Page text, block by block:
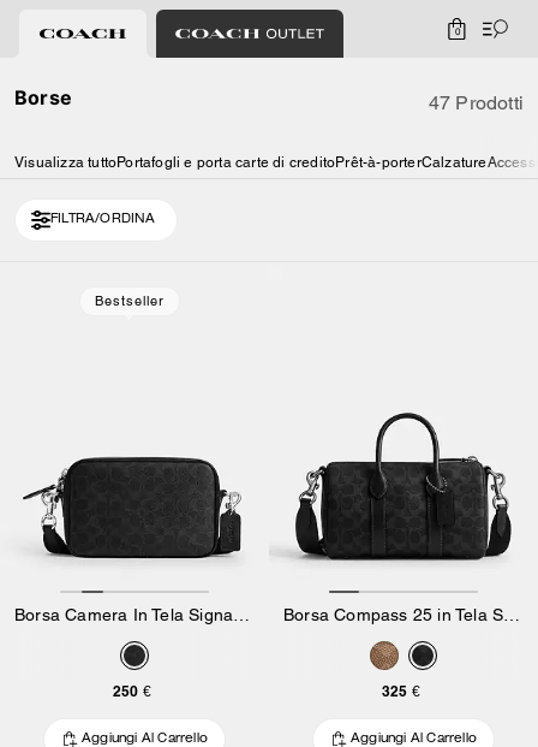
0
Borse 47 Prodotti
Visualizza tuttoPortafogli e porta carte di creditoPrêt-à-porterCalzature
FILTRA/ORDINA
Bestseller
250 €
Aggiungi Al Carrello
325 €
Aggiungi Al Carrello